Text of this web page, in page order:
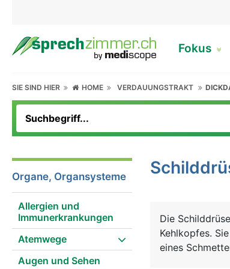
Fokus
SIE SIND HIER HOME VERDAUUNGSTRAKT
Organe, Organsysteme
Allergien und
Immunerkrankungen
Atemwege
Augen und Sehen
Die
Kehlkopfes.
eines